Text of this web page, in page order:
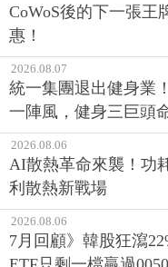
CoWoS後的下一張王
惠！
2026.08.07
統一集團退出健身業
一陣風，健身三巨頭
2026.08.06
AI散熱革命來襲！功
利散熱新戰場
2026.08.06
7月回顧》韓股狂瀉